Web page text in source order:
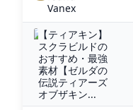
Vanex
【ティアキン】
スクラビルドの
おすすめ・最強
素材【ゼルダの
伝説ティアーズ
オブザキン...